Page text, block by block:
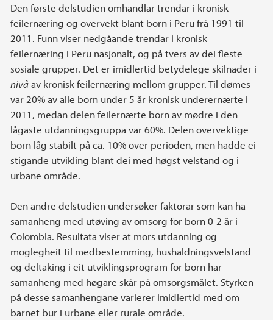
Den første delstudien omhandlar trendar i kronisk
feilernæring og overvekt blant born i Peru frå 1991 til
2011. Funn viser nedgåande trendar i kronisk
feilernæring i Peru nasjonalt, og på tvers av dei fleste
sosiale grupper. Det er imidlertid betydelege skilnader i
nivåav kronisk feilernæring mellom grupper. Til dømes
var 20% av alle born under 5 år kronisk underernærte i
2011, medan delen feilernærte born av mødre i den
lågaste utdanningsgruppa var 60%. Delen overvektige
born låg stabilt på ca. 10% over perioden, men hadde ei
stigande utvikling blant dei med høgst velstand og i
urbane område.
Den andre delstudien undersøker faktorar som kan ha
samanheng med utøving av omsorg for born 0-2 år i
Colombia. Resultata viser at mors utdanning og
moglegheit til medbestemming, hushaldningsvelstand
og deltaking i eit utviklingsprogram for born har
samanheng med høgare skår på omsorgsmålet. Styrken
på desse samanhengane varierer imidlertid med om
barnet bur i urbane eller rurale område.